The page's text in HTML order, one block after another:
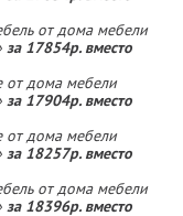
от дома мебели
за 17854р. вместо
от дома мебели
за 17904р. вместо
от дома мебели
за 18257р. вместо
от дома мебели
за 18396р. вместо